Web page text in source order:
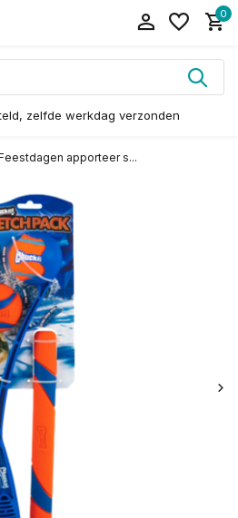
0
zelfde werkdag verzonden
apporteer s...